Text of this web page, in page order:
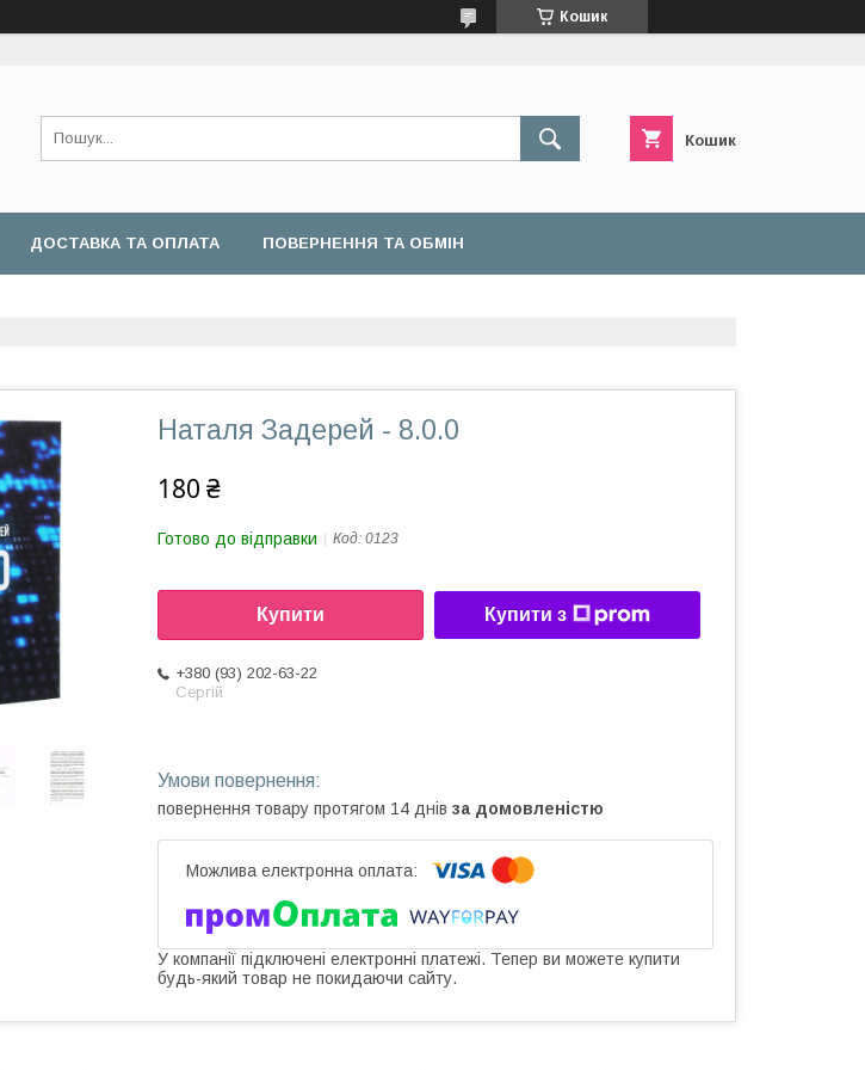
Кошик
Кошик
ДОСТАВКА ТА ОПЛАТА ПОВЕРНЕННЯ ТА ОБМІН
Наталя Задерей - 8.0.0
180 ₴
Готово до відправки Код: 0123
Купити Купити з
+380 (93) 202-63-22
Сергій
повернення товару протягом 14 днів за домовленістю
У компанії підключені електронні платежі. Тепер ви можете купити
будь-який товар не покидаючи сайту.